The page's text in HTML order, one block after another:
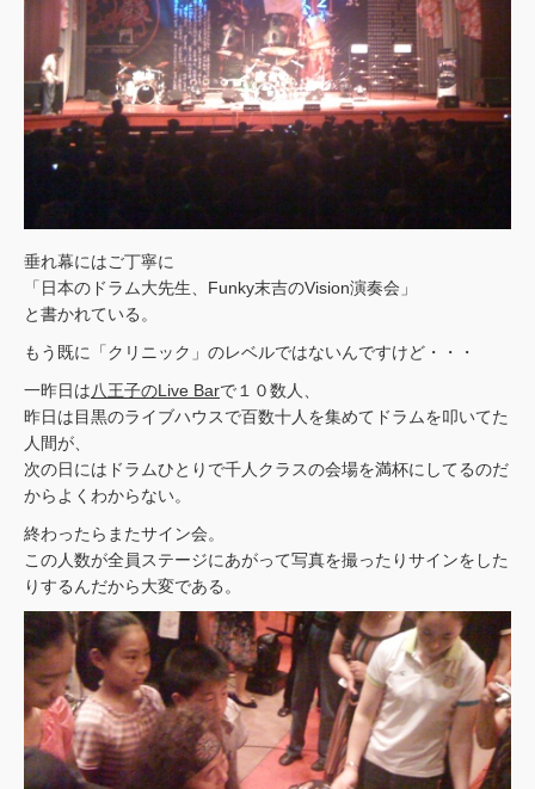
垂れ幕にはご丁寧に
「日本のドラム大先生、Funky末吉のVision演奏会」
と書かれている。
もう既に「クリニック」のレベルではないんですけど・・・
一昨日は八王子のLive Barで１０数人、
昨日は目黒のライブハウスで百数十人を集めてドラムを叩いてた
人間が、
次の日にはドラムひとりで千人クラスの会場を満杯にしてるのだ
からよくわからない。
終わったらまたサイン会。
この人数が全員ステージにあがって写真を撮ったりサインをした
りするんだから大変である。